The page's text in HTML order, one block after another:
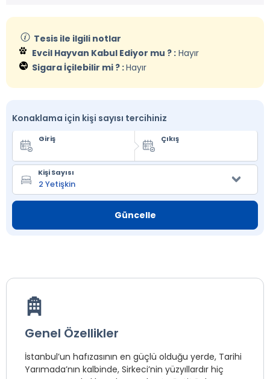
Tesis ile ilgili notlar
Evcil Hayvan Kabul Ediyor mu ? : Hayır
Sigara İçilebilir mi ? :Hayır
Konaklama için kişi sayısı tercihiniz
Giriş Çıkış
Kişi Sayısı
Güncelle
Genel Özellikler
İstanbul’un hafızasının en güçlü olduğu yerde, Tarihi
Yarımada’nın kalbinde, Sirkeci’nin yüzyıllardır hiç